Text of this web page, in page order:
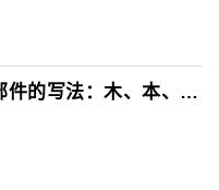
楷书基本部件的写法：木、本、禾..